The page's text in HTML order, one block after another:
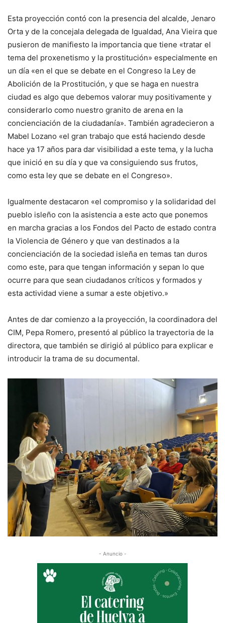
Esta proyección contó con la presencia del alcalde, Jenaro
Orta y de la concejala delegada de Igualdad, Ana Vieira que
pusieron de manifiesto la importancia que tiene «tratar el
tema del proxenetismo y la prostitución» especialmente en
un día «en el que se debate en el Congreso la Ley de
Abolición de la Prostitución, y que se haga en nuestra
ciudad es algo que debemos valorar muy positivamente y
considerarlo como nuestro granito de arena en la
concienciación de la ciudadanía». También agradecieron a
Mabel Lozano «el gran trabajo que está haciendo desde
hace ya 17 años para dar visibilidad a este tema, y la lucha
que inició en su día y que va consiguiendo sus frutos,
como esta ley que se debate en el Congreso».
Igualmente destacaron «el compromiso y la solidaridad del
pueblo isleño con la asistencia a este acto que ponemos
en marcha gracias a los Fondos del Pacto de estado contra
la Violencia de Género y que van destinados a la
concienciación de la sociedad isleña en temas tan duros
como este, para que tengan información y sepan lo que
ocurre para que sean ciudadanos críticos y formados y
esta actividad viene a sumar a este objetivo.»
Antes de dar comienzo a la proyección, la coordinadora del
CIM, Pepa Romero, presentó al público la trayectoria de la
directora, que también se dirigió al público para explicar e
introducir la trama de su documental.
- Anuncio -